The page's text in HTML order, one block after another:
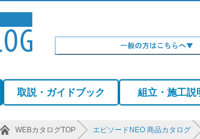
取説・ガイドブック 組立・施工説
WEBカタログTOP エピソードNEO 商品カタログ